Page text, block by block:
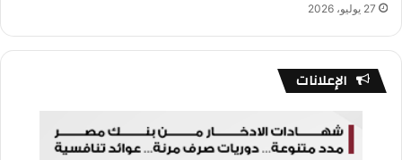
27 يوليو، 2026
الإعلانات